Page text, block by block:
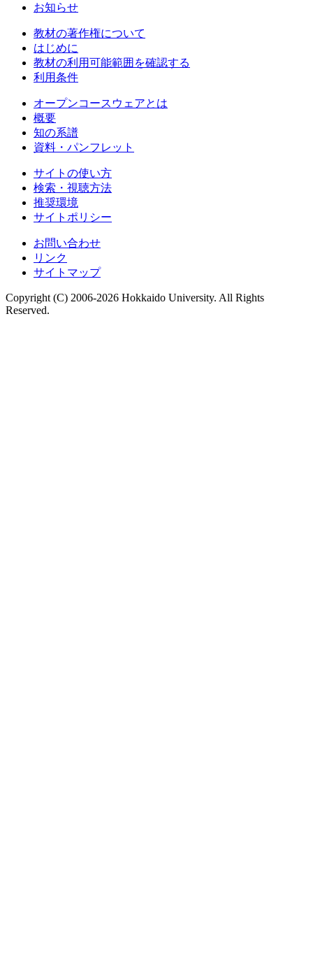
お知らせ
教材の著作権について
はじめに
教材の利用可能範囲を確認する
利用条件
オープンコースウェアとは
概要
知の系譜
資料・パンフレット
サイトの使い方
検索・視聴方法
推奨環境
サイトポリシー
お問い合わせ
リンク
サイトマップ
Copyright (C) 2006-2026 Hokkaido University. All Rights
Reserved.